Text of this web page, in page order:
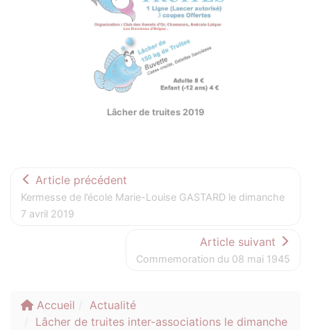
Lâcher de truites 2019
Article précédent
Kermesse de l’école Marie-Louise GASTARD le dimanche
7 avril 2019
Article suivant
Commemoration du 08 mai 1945
Accueil
Actualité
Lâcher de truites inter-associations le dimanche